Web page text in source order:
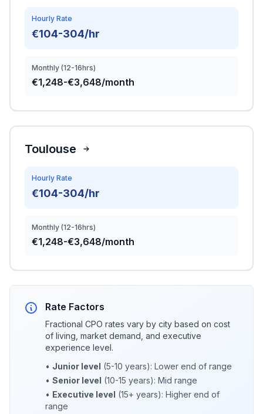
Hourly Rate
€104-304/hr
Monthly (12-16hrs)
€1,248-€3,648/month
Toulouse
Hourly Rate
€104-304/hr
Monthly (12-16hrs)
€1,248-€3,648/month
Rate Factors
Fractional CPO rates vary by city based on cost
of living, market demand, and executive
experience level.
• Junior level (5-10 years): Lower end of range
• Senior level (10-15 years): Mid range
• Executive level (15+ years): Higher end of
range